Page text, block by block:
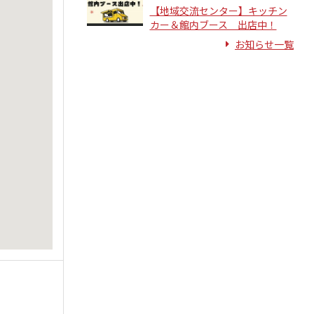
【地域交流センター】キッチン
カー＆館内ブース 出店中！
お知らせ一覧